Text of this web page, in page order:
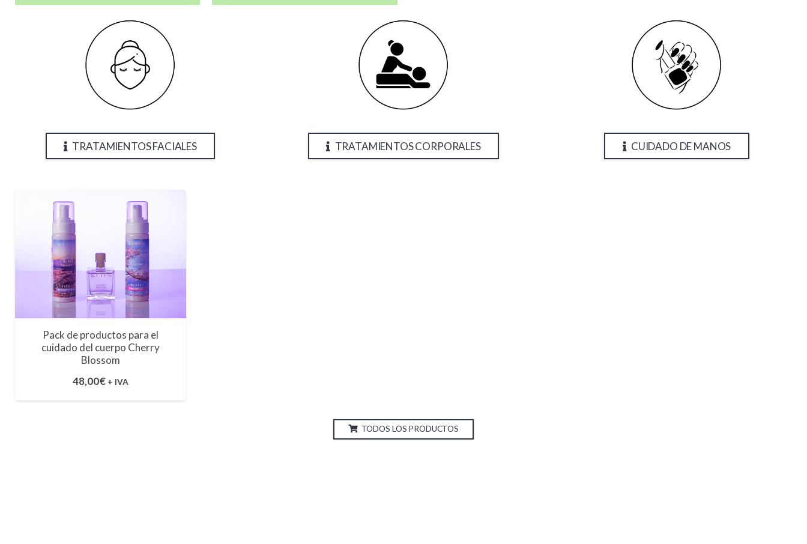
TRATAMIENTOS FACIALES TRATAMIENTOS CORPORALES CUIDADO DE MANOS
Pack de productos para el
cuidado del cuerpo Cherry
Blossom
48,00€ + IVA
TODOS LOS PRODUCTOS